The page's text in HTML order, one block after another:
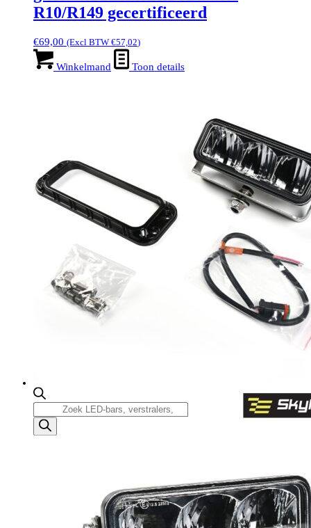
Producten
zoeken
R10/R149 gecertificeerd
€69,00 (Excl BTW €57,02)
Winkelmand Toon details